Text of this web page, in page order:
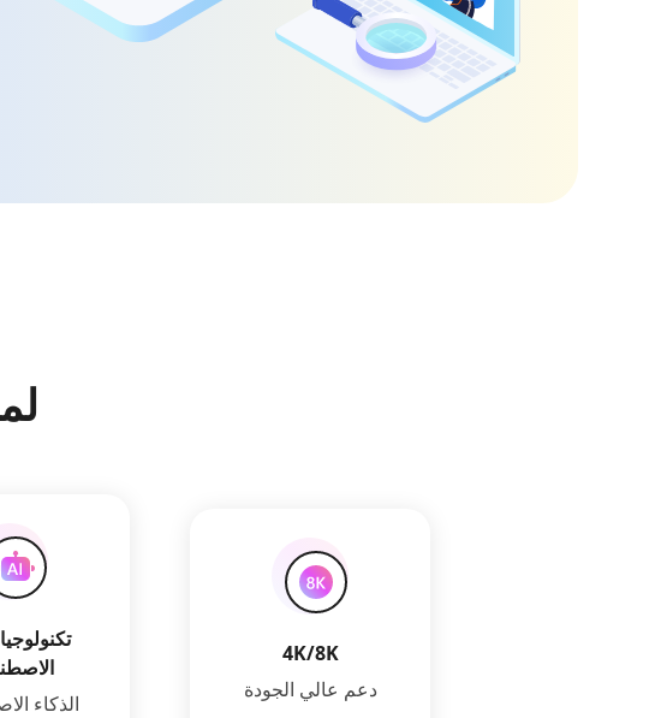
الذكاء
4K/8K
دعم عالي الجودة